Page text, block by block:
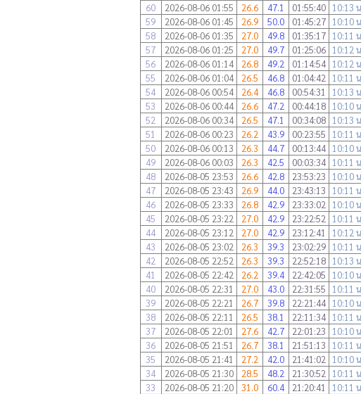
60
2026-08-06 01:55 26.6 47.1 01:55:40 10:13
59
2026-08-06 01:45 26.9 50.0 01:45:27 10:10
58
2026-08-06 01:35 27.0 49.8 01:35:17 10:11
57
2026-08-06 01:25 27.0 49.7 01:25:06 10:12
56
2026-08-06 01:14 26.8 49.2 01:14:54 10:12
55
2026-08-06 01:04 26.5 46.8 01:04:42
10:11
54
2026-08-06 00:54 26.4 46.8 00:54:31
10:13
53
2026-08-06 00:44 26.6 47.2 00:44:18 10:10
52
2026-08-06 00:34 26.5 47.1 00:34:08 10:13
51
2026-08-06 00:23 26.2 43.9 00:23:55
10:11
50
2026-08-06 00:13 26.3 44.7 00:13:44 10:10
49
2026-08-06 00:03 26.3 42.5 00:03:34 10:11
48
2026-08-05 23:53 26.6 42.8 23:53:23
10:10
47
2026-08-05 23:43 26.9 44.0 23:43:13
10:11
46
2026-08-05 23:33 26.8 42.9 23:33:02
10:10
45
2026-08-05 23:22 27.0 42.9 23:22:52
10:11
44
2026-08-05 23:12 27.0 42.9 23:12:41
10:12
43
2026-08-05 23:02 26.3 39.3 23:02:29 10:11
42
2026-08-05 22:52 26.3 39.3 22:52:18 10:13
41
2026-08-05 22:42 26.2 39.4 22:42:05
10:10
40
2026-08-05 22:31 27.0 43.0 22:31:55
10:11
39
2026-08-05 22:21 26.7 39.8 22:21:44 10:10
38
2026-08-05 22:11 26.5 38.1 22:11:34 10:11
37
2026-08-05 22:01 27.6 42.7 22:01:23
10:10
36
2026-08-05 21:51 26.7 38.1 21:51:13
10:11
35
2026-08-05 21:41 27.2 42.0 21:41:02
10:10
34
2026-08-05 21:30 28.5 48.2 21:30:52
10:11
33
2026-08-05 21:20 31.0 60.4 21:20:41
10:11